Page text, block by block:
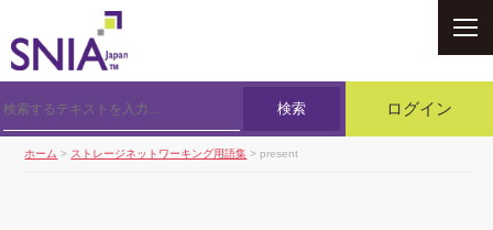
検索 ログイン
ホーム > ストレージネットワーキング用語集 > present